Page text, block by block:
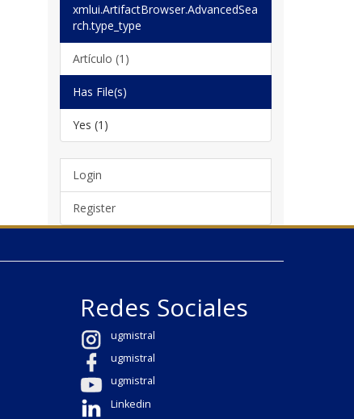
xmlui.ArtifactBrowser.AdvancedSea
rch.type_type
Artículo (1)
Has File(s)
Yes (1)
Login
Register
Redes Sociales
ugmistral
ugmistral
ugmistral
Linkedin